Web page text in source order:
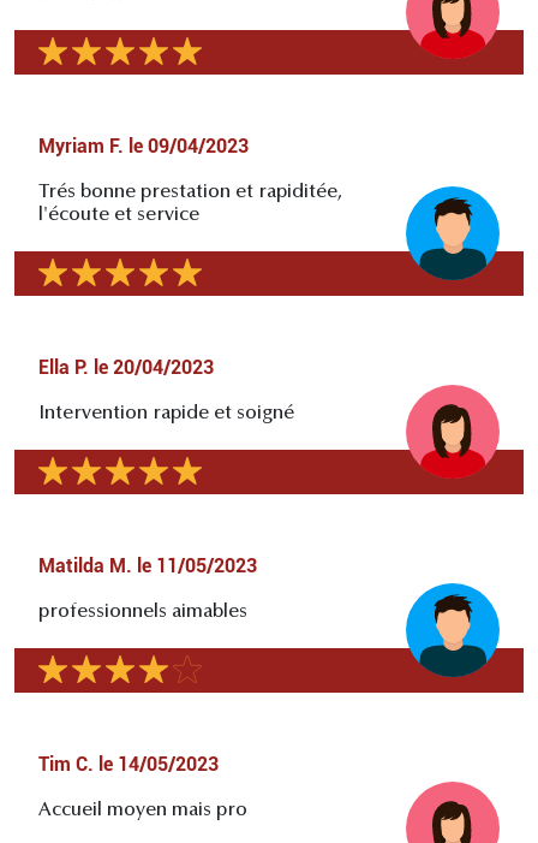
Myriam F. le 09/04/2023
Trés bonne prestation et rapiditée,
l'écoute et service
Ella P. le 20/04/2023
Intervention rapide et soigné
Matilda M. le 11/05/2023
professionnels aimables
Tim C. le 14/05/2023
Accueil moyen mais pro